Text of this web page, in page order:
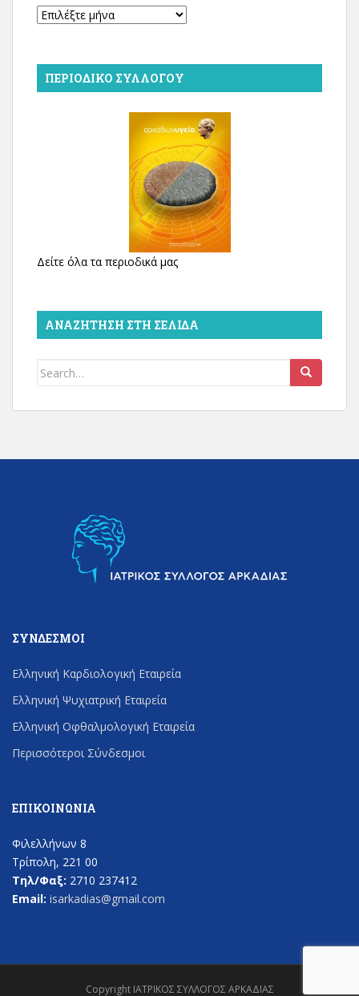
Αρχείο
ΠΕΡΙΟΔΙΚΌ ΣΥΛΛΌΓΟΥ
Δείτε όλα τα περιοδικά μας
ΑΝΑΖΉΤΗΣΗ ΣΤΗ ΣΕΛΊΔΑ
Search
ΣΎΝΔΕΣΜΟΙ
Ελληνική Καρδιολογική Εταιρεία
Ελληνική Ψυχιατρική Εταιρεία
Ελληνική Οφθαλμολογική Εταιρεία
Περισσότεροι Σύνδεσμοι
ΕΠΙΚΟΙΝΩΝΊΑ
Φιλελλήνων 8
Τρίπολη, 221 00
Τηλ/Φαξ: 2710 237412
Email: isarkadias@gmail.com
Copyright ΙΑΤΡΙΚΟΣ ΣΥΛΛΟΓΟΣ ΑΡΚΑΔΙΑΣ